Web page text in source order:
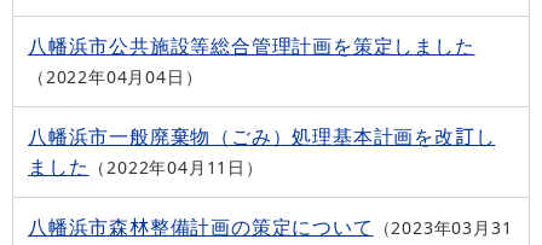
八幡浜市公共施設等総合管理計画を策定しました
2022年04月04日
八幡浜市一般廃棄物（ごみ）処理基本計画を改訂し
ました
2022年04月11日
八幡浜市森林整備計画の策定について
2023年03月31